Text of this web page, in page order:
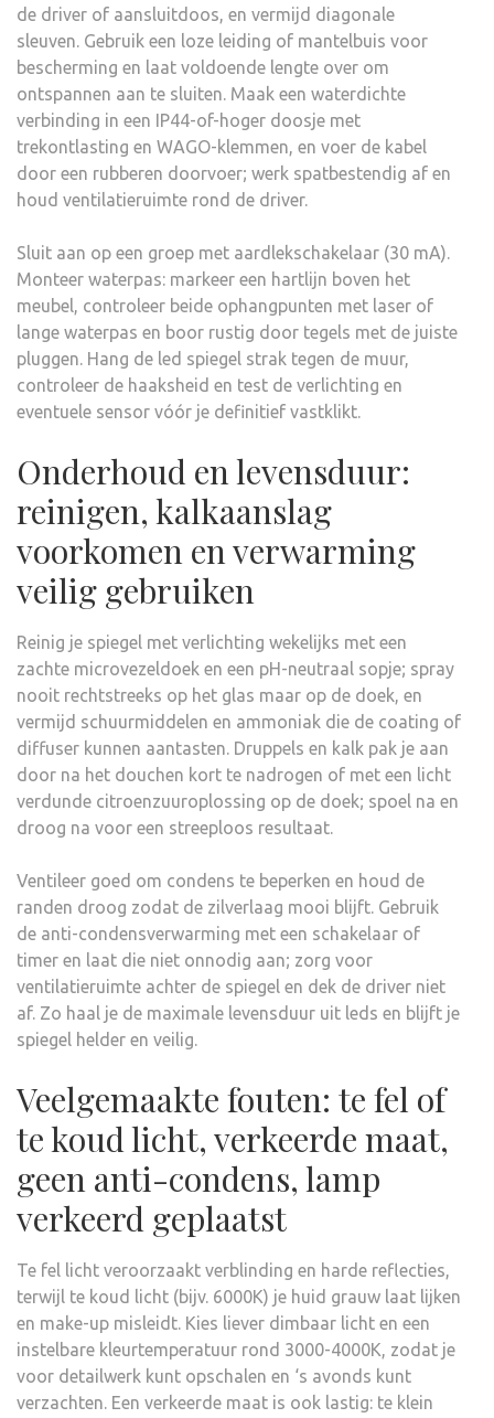
de driver of aansluitdoos, en vermijd diagonale
sleuven. Gebruik een loze leiding of mantelbuis voor
bescherming en laat voldoende lengte over om
ontspannen aan te sluiten. Maak een waterdichte
verbinding in een IP44-of-hoger doosje met
trekontlasting en WAGO-klemmen, en voer de kabel
door een rubberen doorvoer; werk spatbestendig af en
houd ventilatieruimte rond de driver.
Sluit aan op een groep met aardlekschakelaar (30 mA).
Monteer waterpas: markeer een hartlijn boven het
meubel, controleer beide ophangpunten met laser of
lange waterpas en boor rustig door tegels met de juiste
pluggen. Hang de led spiegel strak tegen de muur,
controleer de haaksheid en test de verlichting en
eventuele sensor vóór je definitief vastklikt.
Onderhoud en levensduur:
reinigen, kalkaanslag
voorkomen en verwarming
veilig gebruiken
Reinig je spiegel met verlichting wekelijks met een
zachte microvezeldoek en een pH-neutraal sopje; spray
nooit rechtstreeks op het glas maar op de doek, en
vermijd schuurmiddelen en ammoniak die de coating of
diffuser kunnen aantasten. Druppels en kalk pak je aan
door na het douchen kort te nadrogen of met een licht
verdunde citroenzuuroplossing op de doek; spoel na en
droog na voor een streeploos resultaat.
Ventileer goed om condens te beperken en houd de
randen droog zodat de zilverlaag mooi blijft. Gebruik
de anti-condensverwarming met een schakelaar of
timer en laat die niet onnodig aan; zorg voor
ventilatieruimte achter de spiegel en dek de driver niet
af. Zo haal je de maximale levensduur uit leds en blijft je
spiegel helder en veilig.
Veelgemaakte fouten: te fel of
te koud licht, verkeerde maat,
geen anti-condens, lamp
verkeerd geplaatst
Te fel licht veroorzaakt verblinding en harde reflecties,
terwijl te koud licht (bijv. 6000K) je huid grauw laat lijken
en make-up misleidt. Kies liever dimbaar licht en een
instelbare kleurtemperatuur rond 3000-4000K, zodat je
voor detailwerk kunt opschalen en ‘s avonds kunt
verzachten. Een verkeerde maat is ook lastig: te klein